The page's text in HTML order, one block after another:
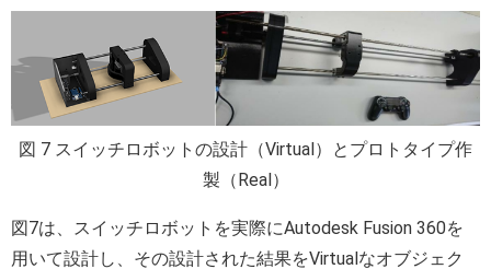
図 7 スイッチロボットの設計（Virtual）とプロトタイプ作
製（Real）
図7は、スイッチロボットを実際にAutodesk Fusion 360を
用いて設計し、その設計された結果をVirtualなオブジェク